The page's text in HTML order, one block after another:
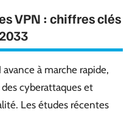
VPN : chiffres clés
avance à marche rapide,
cyberattaques et
Les études récentes